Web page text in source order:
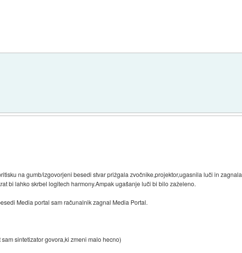
na gumb/izgovorjeni besedi stvar prižgala zvočnike,projektor,ugasnila luči in zagnala
bi lahko skrbel logitech harmony.Ampak ugašanje luči bi bilo zaželeno.
Media portal sam računalnik zagnal Media Portal.
sintetizator govora,ki zmeni malo hecno)